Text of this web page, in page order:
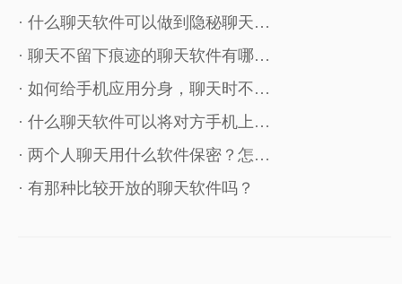
· 什么聊天软件可以做到隐秘聊天…
· 聊天不留下痕迹的聊天软件有哪…
· 如何给手机应用分身，聊天时不…
· 什么聊天软件可以将对方手机上…
· 两个人聊天用什么软件保密？怎…
· 有那种比较开放的聊天软件吗？